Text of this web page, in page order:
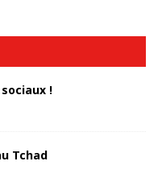
!
Tchad